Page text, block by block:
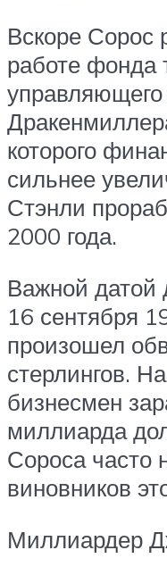
Вскоре Сорос
работе фонда
которого
сильнее
Стэнли
2000 года.
Важной датой
16 сентября
произошел
стерлингов.
бизнесмен
миллиарда
Сороса часто
виновников
Миллиардер